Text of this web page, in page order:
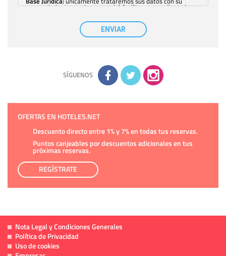
consentimiento previo, que podrá facilitarnos mediante la
con carácter general, sólo el personal de
nuestra entidad que esté debidamente autorizado podrá
tener conocimiento de la información que le pedimos. No se
comunicarán datos a terceros.
adicional y detallada sobre cómo tratamos sus datos en la
política de privacidad
ENVIAR
SÍGUENOS
OFERTAS EN HOTELES.NET
Descuento directo entre 1% y 7% en todas tus reservas.
Puntos canjeables por descuentos adicionales en tus
próximas reservas.
REGÍSTRATE
Nota Legal y Condiciones Generales
Política de Privacidad
Uso de cookies